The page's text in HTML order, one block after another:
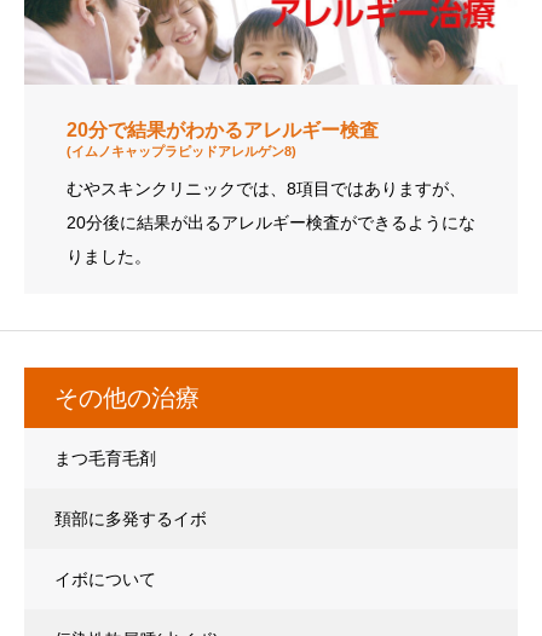
20分で結果がわかるアレルギー検査
(イムノキャップラピッドアレルゲン8)
むやスキンクリニックでは、8項目ではありますが、
20分後に結果が出るアレルギー検査ができるようにな
りました。
その他の治療
まつ毛育毛剤
頚部に多発するイボ
(アクロコルドン、スキンタッグ)
イボについて